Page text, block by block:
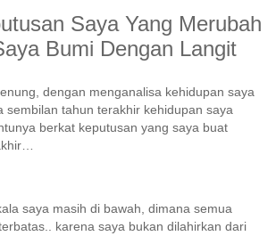
Saya Yang Merubah
Bumi Dengan Langit
dengan menganalisa kehidupan saya
sembilan tahun terakhir kehidupan saya
berkat keputusan yang saya buat
saya masih di bawah, dimana semua
karena saya bukan dilahirkan dari